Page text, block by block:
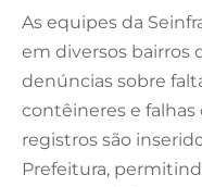
As equipes da
em diversos bairros
denúncias sobre
contêineres e falhas
registros são
Prefeitura,